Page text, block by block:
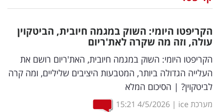
דיגיטל
וטק
שיווק
ופרסום
הקריפטו היומי: השוק במגמה חיובית, הביטקוין
עולה, וזה מה שקרה לאת'ריום
הקריפטו היומי: השוק במגמה חיובית, האת'ריום רושם את
העלייה הגדולה ביותר, המטבעות היציבים שליליים, ומה קרה
לביטקוין? | הסיכום המלא
מערכת ice |
4/5/2026
15:21